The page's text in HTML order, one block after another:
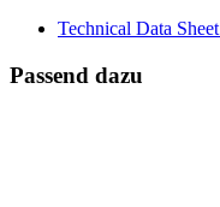
Technical Data Sheet
Passend dazu